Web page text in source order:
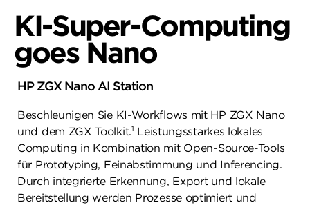
KI-Super-Computing
goes Nano
HP ZGX Nano AI Station
Beschleunigen Sie KI-Workflows mit HP ZGX Nano
und dem ZGX Toolkit.1 Leistungsstarkes lokales
Computing in Kombination mit Open-Source-Tools
für Prototyping, Feinabstimmung und Inferencing.
Durch integrierte Erkennung, Export und lokale
Bereitstellung werden Prozesse optimiert und